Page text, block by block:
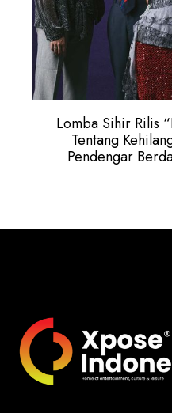
Lomba Sihir Rilis
Tentang
Pendengar